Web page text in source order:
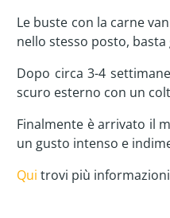
Le buste con la carne
nello stesso posto,
Dopo circa 3-4
scuro esterno con un
Finalmente è arrivato il
un gusto intenso e
Qui trovi più